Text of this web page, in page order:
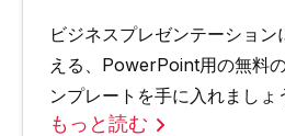
ビジネスプレゼンテーショ
える、PowerPoint用の無料
ンプレートを手に入れましょ
もっと読む